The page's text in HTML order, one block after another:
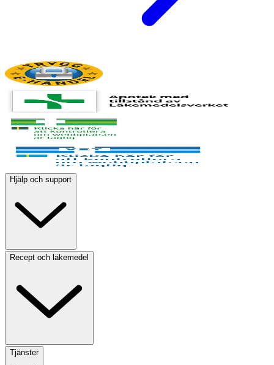
Hjälp och support
Recept och läkemedel
Tjänster